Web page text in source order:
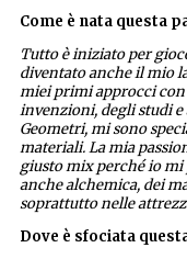
Come è nata questa
Tutto è iniziato per
diventato anche il mio
miei primi approcci
invenzioni, degli studi e
Geometri, mi sono
materiali. La mia
giusto mix perché io
anche alchemica, dei
soprattutto nelle
Dove è sfociata